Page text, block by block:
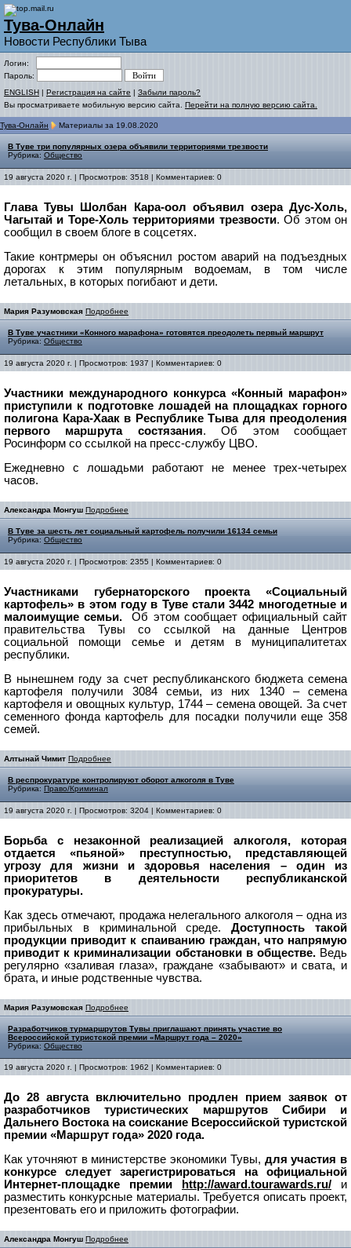
Тува-Онлайн
Новости Республики Тыва
Логин:
Пароль:
ENGLISH | Регистрация на сайте | Забыли пароль?
Вы просматриваете мобильную версию сайта. Перейти на полную версию сайта.
Тува-Онлайн Материалы за 19.08.2020
В Туве три популярных озера объявили территориями трезвости
Рубрика: Общество
19 августа 2020 г. | Просмотров: 3518 | Комментариев: 0
Глава Тувы Шолбан Кара-оол объявил озера Дус-Холь,
Чагытай и Торе-Холь территориями трезвости. Об этом он
сообщил в своем блоге в соцсетях.
Такие контрмеры он объяснил ростом аварий на подъездных
дорогах к этим популярным водоемам, в том числе
летальных, в которых погибают и дети.
Мария Разумовская Подробнее
В Туве участники «Конного марафона» готовятся преодолеть первый маршрут
Рубрика: Общество
19 августа 2020 г. | Просмотров: 1937 | Комментариев: 0
Участники международного конкурса «Конный марафон»
приступили к подготовке лошадей на площадках горного
полигона Кара-Хаак в Республике Тыва для преодоления
первого маршрута состязания. Об этом сообщает
Росинформ со ссылкой на пресс-службу ЦВО.
Ежедневно с лошадьми работают не менее трех-четырех
часов.
Александра Монгуш Подробнее
В Туве за шесть лет социальный картофель получили 16134 семьи
Рубрика: Общество
19 августа 2020 г. | Просмотров: 2355 | Комментариев: 0
Участниками губернаторского проекта «Социальный
картофель» в этом году в Туве стали 3442 многодетные и
малоимущие семьи. Об этом сообщает официальный сайт
правительства Тувы со ссылкой на данные
Центров
социальной помощи семье и детям в муниципалитетах
республики.
В нынешнем году за счет республиканского бюджета семена
картофеля получили 3084 семьи, из них 1340 – семена
картофеля и овощных культур, 1744 – семена овощей. За счет
семенного фонда картофель для посадки получили еще 358
семей.
Алтынай Чимит Подробнее
В респрокуратуре контролируют оборот алкоголя в Туве
Рубрика: Право/Криминал
19 августа 2020 г. | Просмотров: 3204 | Комментариев: 0
Борьба с незаконной реализацией алкоголя, которая
отдается «пьяной» преступностью, представляющей
угрозу для жизни и здоровья населения – один из
приоритетов в деятельности республиканской
прокуратуры.
Как здесь отмечают, продажа нелегального алкоголя – одна из
прибыльных в криминальной среде.Доступность такой
продукции приводит к спаиванию граждан, что напрямую
приводит к криминализации обстановки в обществе. Ведь
регулярно «заливая глаза», граждане «забывают» и свата, и
брата, и иные родственные чувства.
Мария Разумовская Подробнее
Разработчиков турмаршрутов Тувы приглашают принять участие во
Всероссийской туристской премии «Маршрут года – 2020»
Рубрика: Общество
19 августа 2020 г. | Просмотров: 1962 | Комментариев: 0
До 28 августа включительно продлен прием заявок от
разработчиков туристических маршрутов Сибири и
Дальнего Востока на соискание Всероссийской туристской
премии «Маршрут года» 2020 года.
Как уточняют в министерстве экономики Тувы, для участия в
конкурсе следует зарегистрироваться на официальной
Интернет-площадке премии http://award.tourawards.ru/ и
разместить конкурсные материалы. Требуется описать проект,
презентовать его и приложить фотографии.
Александра Монгуш Подробнее